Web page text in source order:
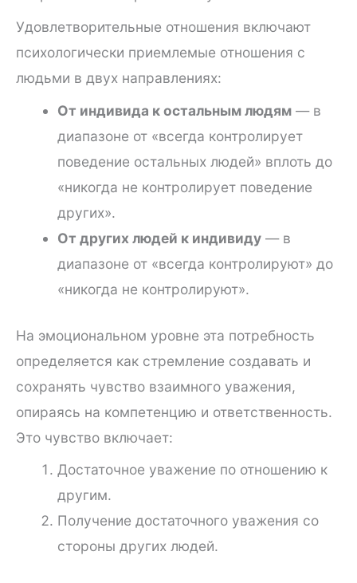
Удовлетворительные отношения включают
психологически приемлемые отношения с
людьми в двух направлениях:
От индивида к остальным людям— в
диапазоне от «всегда контролирует
поведение остальных людей» вплоть до
«никогда не контролирует поведение
других».
От других людей к индивиду— в
диапазоне от «всегда контролируют» до
«никогда не контролируют».
На эмоциональном уровне эта потребность
определяется как стремление создавать и
сохранять чувство взаимного уважения,
опираясь на компетенцию и ответственность.
Это чувство включает:
Достаточное уважение по отношению к
другим.
Получение достаточного уважения со
стороны других людей.